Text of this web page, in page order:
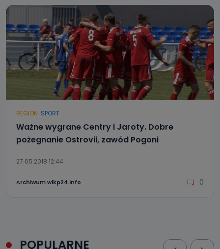
REGION SPORT
Ważne wygrane Centry i Jaroty. Dobre
pożegnanie Ostrovii, zawód Pogoni
27.05.2018 12:44
Archiwum wlkp24.info 0
POPULARNE